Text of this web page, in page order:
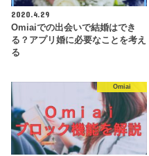
男性：月
女性
男性：月
女性：
ゼクシィの運営する
グアプリ。結婚への
高め。
い。ちょっと年齢層
ので個人的な評価は
が、30代半ば以上で
したいならおすす
マリッシュは婚活
2020.4.29
Omiaiでの出会いで結婚はでき
る？アプリ婚に必要なことを考え
る
Omiai